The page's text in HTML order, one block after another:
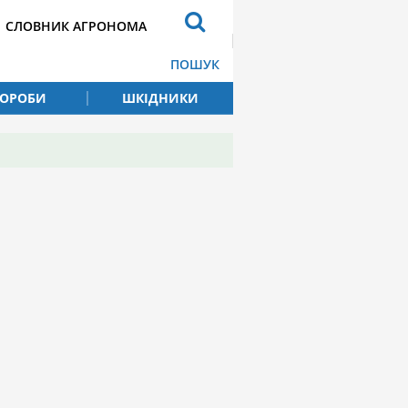
СЛОВНИК АГРОНОМА
ПОШУК
ШКІДНИКИ